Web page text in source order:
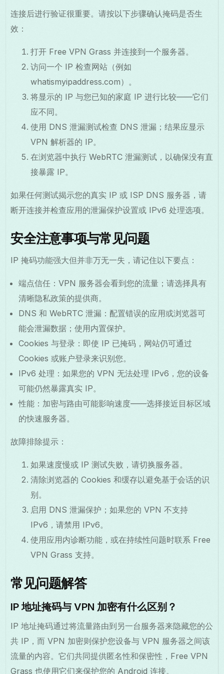
连接后进行验证很重要。请按以下步骤确认掩码是否生
效：
打开 Free VPN Grass 并连接到一个服务器。
访问一个 IP 检查网站（例如
whatismyipaddress.com）。
将显示的 IP 与您已知的家庭 IP 进行比较——它们
应不同。
使用 DNS 泄漏测试检查 DNS 泄漏；结果应显示
VPN 解析器的 IP。
在浏览器中执行 WebRTC 泄漏测试，以确保没有直
接暴露 IP。
如果任何测试揭示您的真实 IP 或 ISP DNS 服务器，请
断开连接并检查应用的泄漏保护设置或 IPv6 处理选项。
安全注意事项与常见问题
IP 掩码功能强大但并非万无一失，请记住以下要点：
端点信任：VPN 服务器会看到您的流量；请选择具有
清晰隐私政策的提供商。
DNS 和 WebRTC 泄漏：配置错误的应用或浏览器可
能会泄漏数据；使用内置保护。
Cookies 与登录：即使 IP 已掩码，网站仍可通过
Cookies 或账户登录来识别您。
IPv6 处理：如果您的 VPN 无法处理 IPv6，您的设备
可能仍然暴露真实 IP。
性能：加密与路由可能影响速度——选择接近目标区域
的快速服务器。
故障排除提示：
如果速度慢或 IP 测试失败，请切换服务器。
清除浏览器的 Cookies 和缓存以避免基于会话的识
别。
启用 DNS 泄漏保护；如果您的 VPN 不支持
IPv6，请禁用 IPv6。
使用应用内诊断功能，或在持续性问题时联系 Free
VPN Grass 支持。
常见问题解答
IP 地址掩码与 VPN 加密有什么区别？
IP 地址掩码通过将流量路由到另一台服务器来隐藏您的公
共 IP，而 VPN 加密则保护您设备与 VPN 服务器之间该
流量的内容。它们共同提供匿名性和保密性，Free VPN
Grass 也使用它们来保护您的 Android 连接。